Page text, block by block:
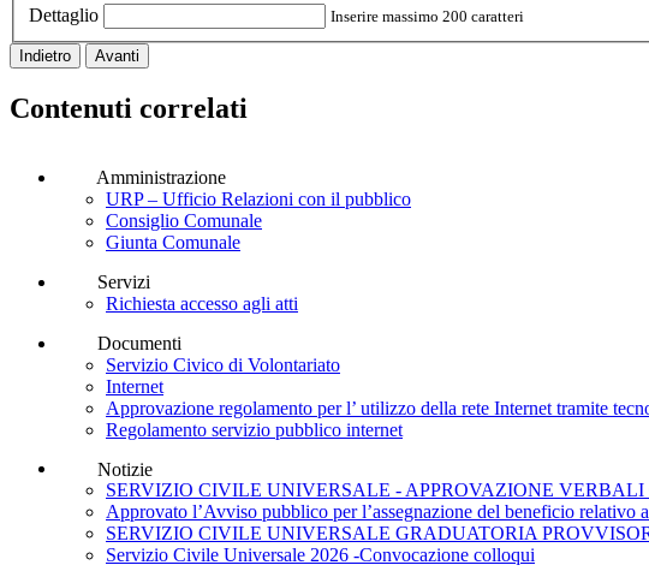
Dettaglio Inserire massimo 200 caratteri
Indietro Avanti
Contenuti correlati
Amministrazione
URP – Ufficio Relazioni con il pubblico
Consiglio Comunale
Giunta Comunale
Servizi
Richiesta accesso agli atti
Documenti
Servizio Civico di Volontariato
Internet
Approvazione regolamento per l’ utilizzo della rete Internet tramite
Regolamento servizio pubblico internet
Notizie
SERVIZIO CIVILE UNIVERSALE - APPROVAZIONE
Approvato l’Avviso pubblico per l’assegnazione del beneficio
SERVIZIO CIVILE UNIVERSALE GRADUATORIA
Servizio Civile Universale 2026 -Convocazione colloqui